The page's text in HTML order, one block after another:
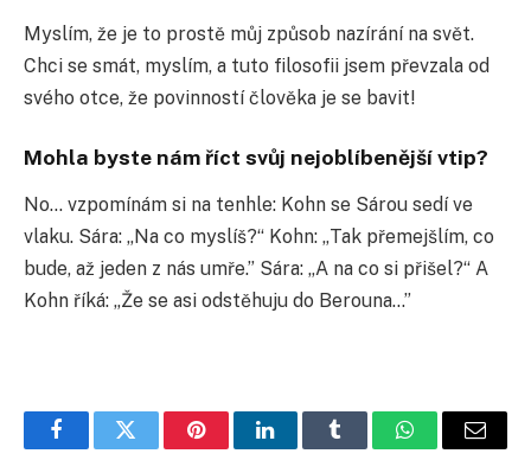
Myslím, že je to prostě můj způsob nazírání na svět.
Chci se smát, myslím, a tuto filosofii jsem převzala od
svého otce, že povinností člověka je se bavit!
Mohla byste nám říct svůj nejoblíbenější vtip?
No… vzpomínám si na tenhle: Kohn se Sárou sedí ve
vlaku. Sára: „Na co myslíš?“ Kohn: „Tak přemejšlím, co
bude, až jeden z nás umře.” Sára: „A na co si přišel?“ A
Kohn říká: „Že se asi odstěhuju do Berouna…”
FacebookTwitter PinterestLinkedInTumblr WhatsApp
E-